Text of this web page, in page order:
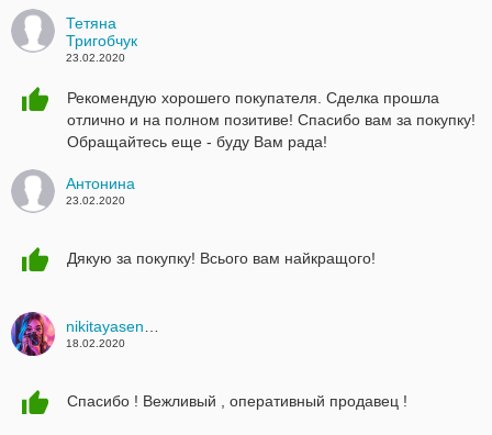
Тетяна
Тригобчук
23.02.2020
Рекомендую хорошего покупателя. Сделка прошла
отлично и на полном позитиве! Спасибо вам за покупку!
Обращайтесь еще - буду Вам рада!
Антонина
23.02.2020
Дякую за покупку! Всього вам найкращого!
18.02.2020
Спасибо ! Вежливый , оперативный продавец !